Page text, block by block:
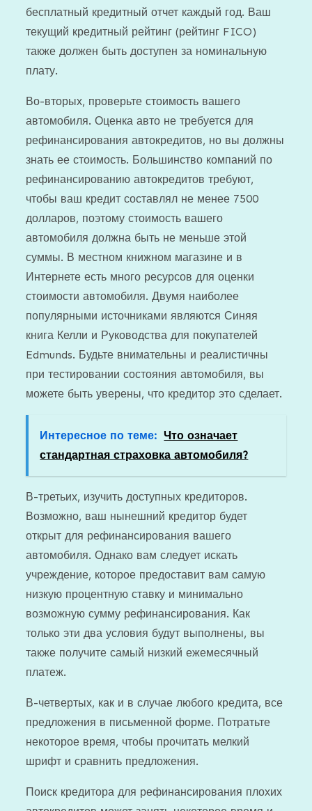
бесплатный кредитный отчет каждый год. Ваш
текущий кредитный рейтинг (рейтинг FICO)
также должен быть доступен за номинальную
плату.
Во-вторых, проверьте стоимость вашего
автомобиля. Оценка авто не требуется для
рефинансирования автокредитов, но вы должны
знать ее стоимость. Большинство компаний по
рефинансированию автокредитов требуют,
чтобы ваш кредит составлял не менее 7500
долларов, поэтому стоимость вашего
автомобиля должна быть не меньше этой
суммы. В местном книжном магазине и в
Интернете есть много ресурсов для оценки
стоимости автомобиля. Двумя наиболее
популярными источниками являются Синяя
книга Келли и Руководства для покупателей
Edmunds. Будьте внимательны и реалистичны
при тестировании состояния автомобиля, вы
можете быть уверены, что кредитор это сделает.
Интересное по теме: Что означает
стандартная страховка автомобиля?
В-третьих, изучить доступных кредиторов.
Возможно, ваш нынешний кредитор будет
открыт для рефинансирования вашего
автомобиля. Однако вам следует искать
учреждение, которое предоставит вам самую
низкую процентную ставку и минимально
возможную сумму рефинансирования. Как
только эти два условия будут выполнены, вы
также получите самый низкий ежемесячный
платеж.
В-четвертых, как и в случае любого кредита, все
предложения в письменной форме. Потратьте
некоторое время, чтобы прочитать мелкий
шрифт и сравнить предложения.
Поиск кредитора для рефинансирования плохих